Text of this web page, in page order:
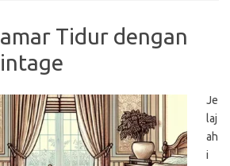
Tidur dengan
Je
laj
ah
i